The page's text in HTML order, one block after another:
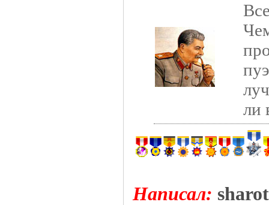
ли
Hаписал: